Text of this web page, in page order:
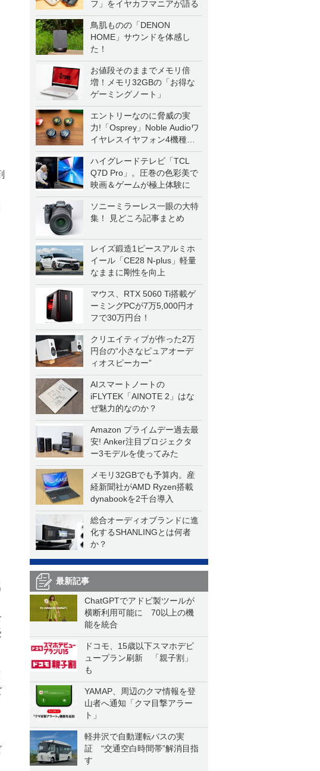
フ」をイヤカフマニアが語る
鳥肌ものの「DENON
HOME」サウンドを体感し
た！
お値段そのままでメモリ倍
増！メモリ32GBの「お得な
ゲーミングノート」
エントリーなのに脅威の実
力!「Osprey」Noble Audioワ
イヤレスイヤフォン4機種を
一気に聴く
ハイグレードテレビ「TCL
Q7D Pro」。圧巻の色彩美で
映画＆ゲームが極上体験に
ソニーミラーレス一眼の大特
集！ 見どころ記事まとめ
レイズ鍛造1ピースアルミホ
イール「CE28 N-plus」軽量
なままに剛性を向上
マウス、RTX 5060 Ti搭載ゲ
ーミングPCが7万5,000円オ
フで30万円台！
クリエイティブが作った2万
円台の“小さなピュアオーデ
ィオスピーカー”
AIスマートノートの
iFLYTEK「AINOTE 2」はな
ぜ魅力的なのか？
Amazon プライムデー過去最
安! Anker注目プロジェクタ
ー3モデルを使ってみた
メモリ32GBでも予算内。産
経新聞社がAMD Ryzen搭載
dynabookを2千台導入
総合オーディオブランドに進
化するSHANLINGとは何者
か？
最新記事
ChatGPTでアドビ製ツールが
横断利用可能に 70以上の機
能を統合
ドコモ、15歳以下スマホデビ
ュープラン刷新 「親子割」
も
YAMAP、周辺のクマ情報を登
山者へ通知「クマ目撃アラー
ト」
軽井沢で自動運転バスの実
証 “交通空白時間帯”解消目指
す